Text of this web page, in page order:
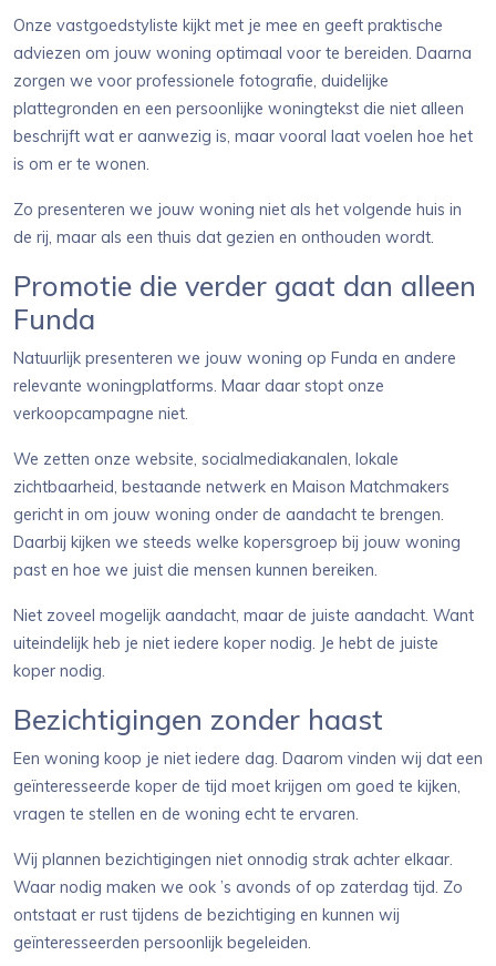
Onze vastgoedstyliste kijkt met je mee en geeft praktische
adviezen om jouw woning optimaal voor te bereiden. Daarna
zorgen we voor professionele fotografie, duidelijke
plattegronden en een persoonlijke woningtekst die niet alleen
beschrijft wat er aanwezig is, maar vooral laat voelen hoe het
is om er te wonen.
Zo presenteren we jouw woning niet als het volgende huis in
de rij, maar als een thuis dat gezien en onthouden wordt.
Promotie die verder gaat dan alleen
Funda
Natuurlijk presenteren we jouw woning op Funda en andere
relevante woningplatforms. Maar daar stopt onze
verkoopcampagne niet.
We zetten onze website, socialmediakanalen, lokale
zichtbaarheid, bestaande netwerk en Maison Matchmakers
gericht in om jouw woning onder de aandacht te brengen.
Daarbij kijken we steeds welke kopersgroep bij jouw woning
past en hoe we juist die mensen kunnen bereiken.
Niet zoveel mogelijk aandacht, maar de juiste aandacht. Want
uiteindelijk heb je niet iedere koper nodig. Je hebt de juiste
koper nodig.
Bezichtigingen zonder haast
Een woning koop je niet iedere dag. Daarom vinden wij dat een
geïnteresseerde koper de tijd moet krijgen om goed te kijken,
vragen te stellen en de woning echt te ervaren.
Wij plannen bezichtigingen niet onnodig strak achter elkaar.
Waar nodig maken we ook ’s avonds of op zaterdag tijd. Zo
ontstaat er rust tijdens de bezichtiging en kunnen wij
geïnteresseerden persoonlijk begeleiden.